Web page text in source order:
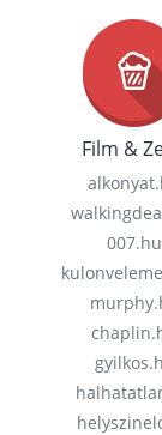
Film &
007.hu